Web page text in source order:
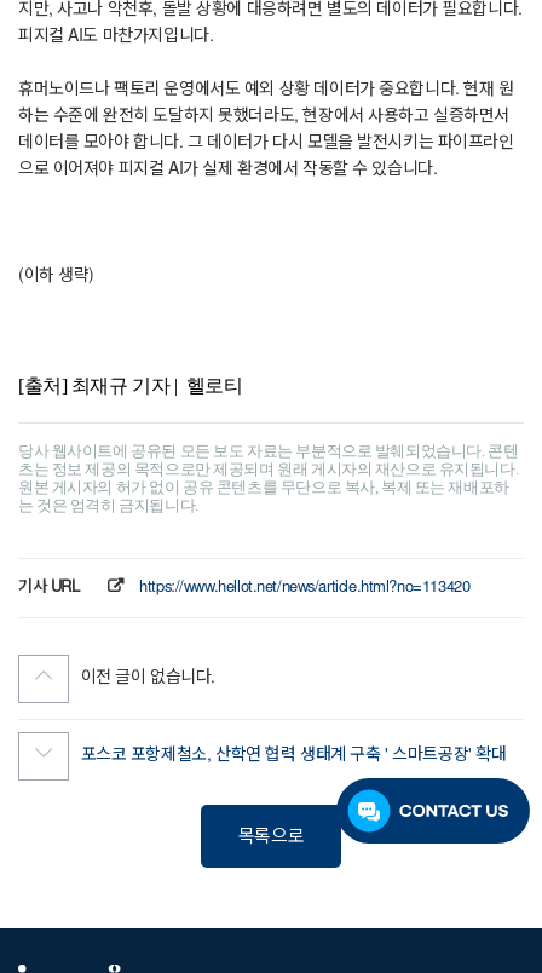
지만, 사고나 악천후, 돌발 상황에 대응하려면 별도의 데이터가 필요합니다.
피지컬 AI도 마찬가지입니다.
휴머노이드나 팩토리 운영에서도 예외 상황 데이터가 중요합니다. 현재 원
하는 수준에 완전히 도달하지 못했더라도, 현장에서 사용하고 실증하면서
데이터를 모아야 합니다. 그 데이터가 다시 모델을 발전시키는 파이프라인
으로 이어져야 피지컬 AI가 실제 환경에서 작동할 수 있습니다.
(이하 생략)
[출처] 최재규 기자 | 헬로티
당사 웹사이트에 공유된 모든 보도 자료는 부분적으로 발췌되었습니다. 콘텐
츠는 정보 제공의 목적으로만 제공되며 원래 게시자의 재산으로 유지됩니다.
원본 게시자의 허가 없이 공유 콘텐츠를 무단으로 복사, 복제 또는 재배포하
는 것은 엄격히 금지됩니다.
기사 URL https://www.hellot.net/news/article.html?no=113420
이전 글이 없습니다.
포스코 포항제철소, 산학연 협력 생태계 구축 ' 스마트공장' 확대
목록으로